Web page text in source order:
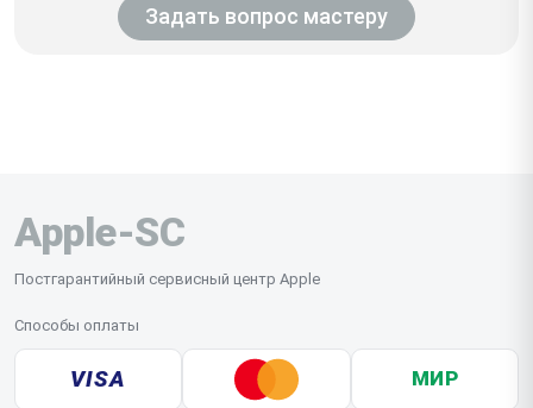
Задать вопрос мастеру
Apple-SC
Постгарантийный сервисный центр Apple
Способы оплаты
VISA МИР